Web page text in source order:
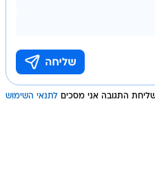
התגובה אני מסכים לתנאי השימוש